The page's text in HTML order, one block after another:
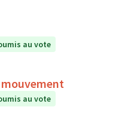
au vote
au vote